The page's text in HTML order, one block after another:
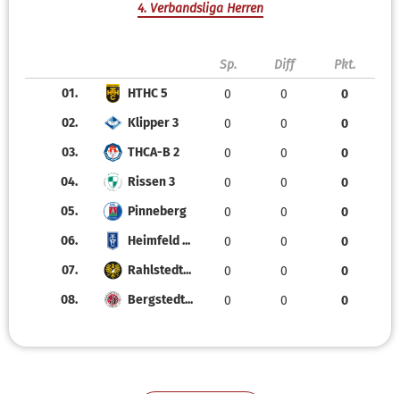
4. Verbandsliga Herren
Sp. Diff
Pkt.
01.
HTHC 5 0 0
0
02.
Klipper 3 0 0
0
03.
THCA-B 2 0 0
0
04.
Rissen 3 0 0
0
05.
Pinneberg 0 0
0
06.
Heimfeld ... 0 0
0
07.
Rahlstedt... 0 0
0
08.
Bergstedt... 0 0 0